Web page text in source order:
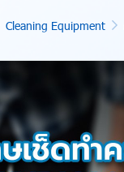
Cleaning Equipment